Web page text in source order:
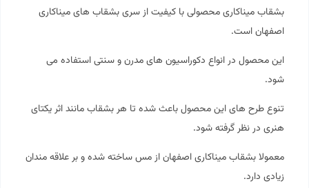
بشقاب میناکاری محصولی با کیفیت از سری بشقاب های میناکاری
اصفهان است.
این محصول در انواع دکوراسیون های مدرن و سنتی استفاده می
شود.
تنوع طرح های این محصول باعث شده تا هر بشقاب مانند اثر یکتای
هنری در نظر گرفته شود.
معمولا بشقاب میناکاری اصفهان از مس ساخته شده و بر علاقه مندان
زیادی دارد.